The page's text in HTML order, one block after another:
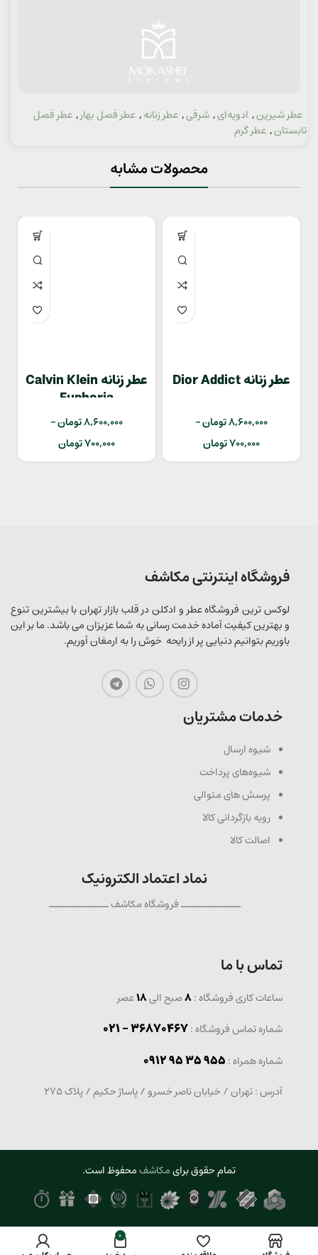
عطر شیرین, ادویه‌ای, شرقی, عطر زنانه, عطر فصل بهار, عطر فصل
تابستان, عطر گرم
محصولات مشابه
عطر زنانه Dior Addict
8,600,000تومان–
700,000تومان
عطر زنانه Calvin Klein
Euphoria
8,600,000تومان–
700,000تومان
فروشگاه اینترنتی مکاشف
لوکس ترین فروشگاه عطر و ادکلن در قلب بازار تهران با بیشترین تنوع
و بهترین کیفیت آماده خدمت رسانی به شما عزیزان می باشد. ما بر این
باوریم بتوانیم دنیایی پر از رایحه خوش را به ارمغان آوریم.
خدمات مشتریان
شیوه ارسال
شیوه‌های پرداخت
پرسش های متوالی
رویه بازگردانی کالا
اصالت کالا
نماد اعتماد الکترونیک
ــــــــــــــ فروشگاه مکاشف ــــــــــــــ
تماس با ما
ساعات کاری فروشگاه :8صبح الی18عصر
شماره تماس فروشگاه :36870467 - 021
0912 95 35 955 : شماره همراه
آدرس : تهران / خیابان ناصر خسرو / پاساژ حکیم / پلاک 275
تمام حقوق برایمکاشفمحفوظ است.
0